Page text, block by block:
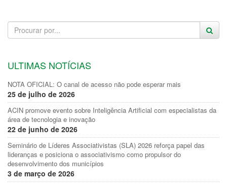
ULTIMAS NOTÍCIAS
NOTA OFICIAL: O canal de acesso não pode esperar mais
25 de julho de 2026
ACIN promove evento sobre Inteligência Artificial com especialistas da
área de tecnologia e inovação
22 de junho de 2026
Seminário de Líderes Associativistas (SLA) 2026 reforça papel das
lideranças e posiciona o associativismo como propulsor do
desenvolvimento dos municípios
3 de março de 2026